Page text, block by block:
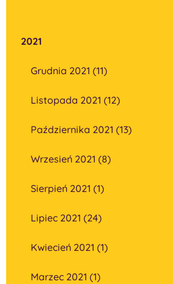
2021
Grudnia 2021 (11)
Listopada 2021 (12)
Października 2021 (13)
Wrzesień 2021 (8)
Sierpień 2021 (1)
Lipiec 2021 (24)
Kwiecień 2021 (1)
Marzec 2021 (1)